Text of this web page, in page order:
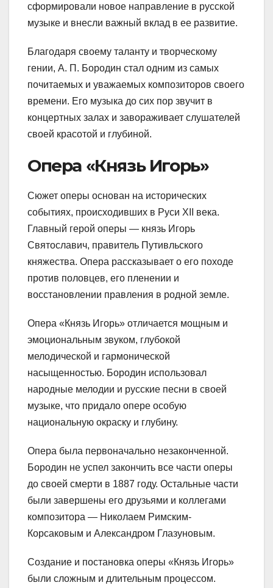
сформировали новое направление в русской
музыке и внесли важный вклад в ее развитие.
Благодаря своему таланту и творческому
гении, А. П. Бородин стал одним из самых
почитаемых и уважаемых композиторов своего
времени. Его музыка до сих пор звучит в
концертных залах и завораживает слушателей
своей красотой и глубиной.
Опера «Князь Игорь»
Сюжет оперы основан на исторических
событиях, происходивших в Руси XII века.
Главный герой оперы — князь Игорь
Святославич, правитель Путивльского
княжества. Опера рассказывает о его походе
против половцев, его пленении и
восстановлении правления в родной земле.
Опера «Князь Игорь» отличается мощным и
эмоциональным звуком, глубокой
мелодической и гармонической
насыщенностью. Бородин использовал
народные мелодии и русские песни в своей
музыке, что придало опере особую
национальную окраску и глубину.
Опера была первоначально незаконченной.
Бородин не успел закончить все части оперы
до своей смерти в 1887 году. Остальные части
были завершены его друзьями и коллегами
композитора — Николаем Римским-
Корсаковым и Александром Глазуновым.
Создание и постановка оперы «Князь Игорь»
были сложным и длительным процессом.